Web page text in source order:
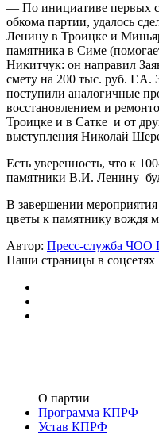
— По инициативе первых
обкома партии, удалось
Ленину в Троицке и
памятника в Симе
Никитчук: он направил
смету на 200 тыс. руб. Г.А.
поступили аналогичные
восстановлением и
Троицке и в Сатке и от
выступления Николай
Есть уверенность, что к
памятники В.И. Ленину
В завершении
цветы к памятнику вождя
Автор: Пресс-служба
Наши страницы в соцсетях
О партии
Программа КПРФ
Устав КПРФ